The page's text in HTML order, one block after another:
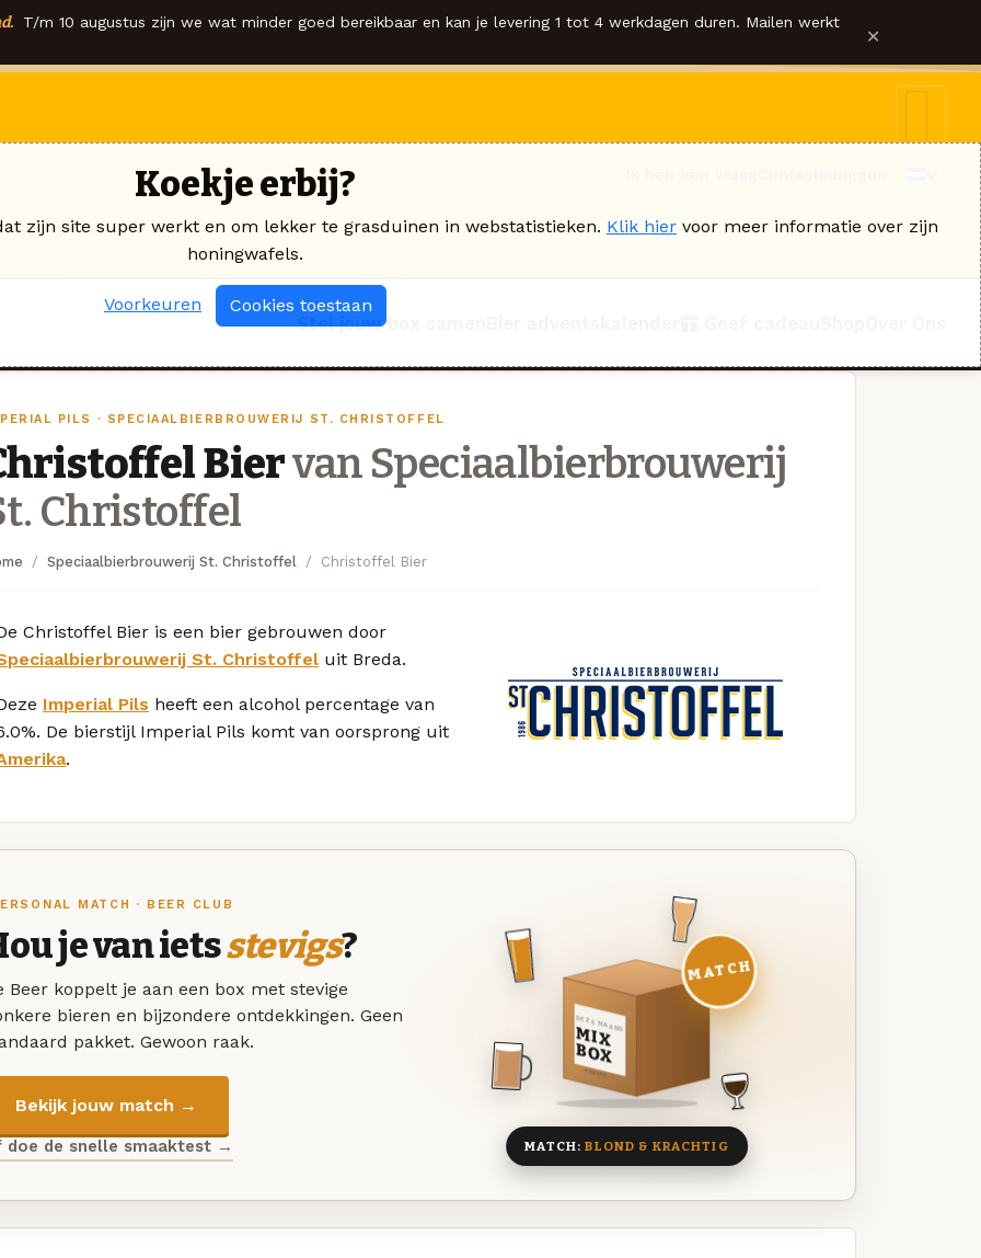
T/m 10 augustus zijn we wat minder goed bereikbaar en kan je levering 1 tot 4 werkdagen duren. Mailen werkt ×
Stel jouw box samen
PILS · SPECIAALBIERBROUWERIJ ST. CHRISTOFFEL
Biervan Speciaalbierbrouwerij
Christoffel
Speciaalbierbrouwerij St. Christoffel Christoffel Bier
Christoffel Bier is een bier gebrouwen door
St. Christoffel uit Breda.
Imperial Pils heeft een alcohol percentage van
De bierstijl Imperial Pils komt van oorsprong uit
.
MATCH · BEER CLUB
je van ietsstevigs?
Beer koppelt je aan een box met stevige
bieren en bijzondere ontdekkingen. Geen
pakket. Gewoon raak.
Bekijk jouw match →
doe de snelle smaaktest →
DEZE MAAND
MIX
BOX
8 BIEREN
MATCH
MATCH:BLOND & KRACHTIG
Koekje erbij?
zijn site super werkt en om lekker te grasduinen in webstatistieken. Klik hier voor meer informatie over zijn
honingwafels.
Voorkeuren Cookies toestaan